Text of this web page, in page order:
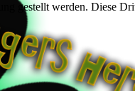
gestellt werden. Diese